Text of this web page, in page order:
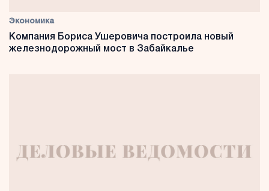
Экономика
Компания Бориса Ушеровича построила новый
железнодорожный мост в Забайкалье